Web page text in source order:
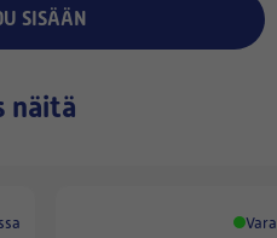
SISÄÄN
näitä